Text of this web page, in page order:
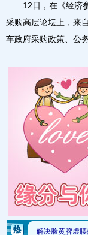
12日，在《经济参
采购高层论坛上，来
车政府采购政策、公